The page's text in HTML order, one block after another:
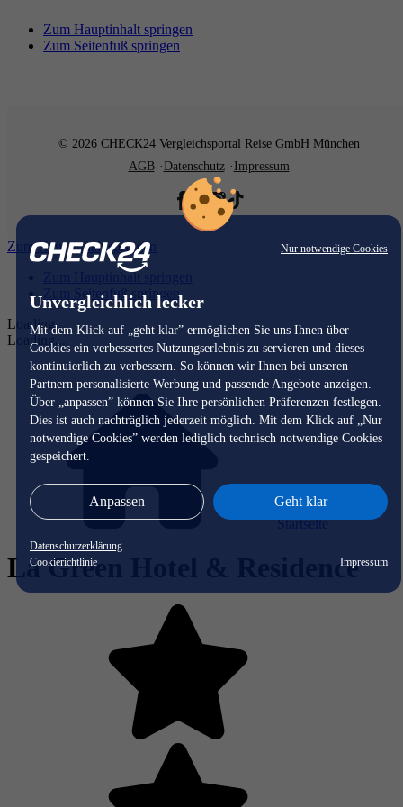
Nur notwendige Cookies
Unvergleichlich lecker
Mit dem Klick auf „geht klar” ermöglichen Sie uns Ihnen über
Cookies ein verbessertes Nutzungserlebnis zu servieren und dieses
kontinuierlich zu verbessern. So können wir Ihnen bei unseren
Partnern personalisierte Werbung und passende Angebote anzeigen.
Über „anpassen” können Sie Ihre persönlichen Präferenzen festlegen.
Dies ist auch nachträglich jederzeit möglich. Mit dem Klick auf „Nur
notwendige Cookies” werden lediglich technisch notwendige Cookies
gespeichert.
Anpassen Geht klar
Datenschutzerklärung
Cookierichtlinie
Impressum
Zum Hauptinhalt springen
Zum Seitenfuß springen
© 2026 CHECK24 Vergleichsportal Reise GmbH München
AGB
Datenschutz Impressum
Zum Hauptinhalt springen
Zum Hauptinhalt springen
Zum Seitenfuß springen
Loading...
Loading...
Startseite
La Green Hotel & Residence